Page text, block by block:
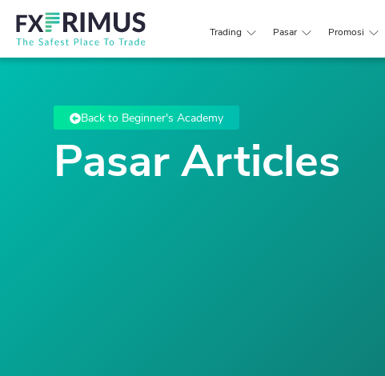
Trading Pasar Promosi
Back to Beginner's Academy
Pasar Articles